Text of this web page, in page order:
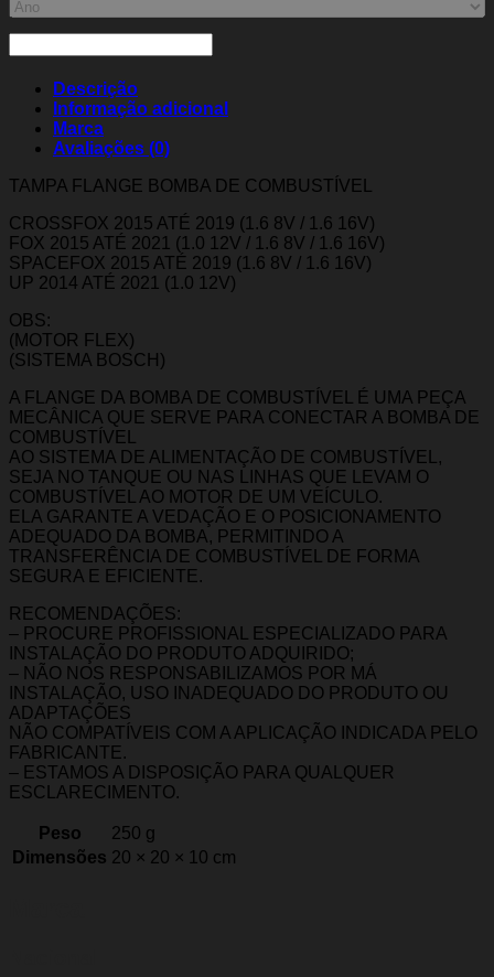
Descrição
Informação adicional
Marca
Avaliações (0)
TAMPA FLANGE BOMBA DE COMBUSTÍVEL
CROSSFOX 2015 ATÉ 2019 (1.6 8V / 1.6 16V)
FOX 2015 ATÉ 2021 (1.0 12V / 1.6 8V / 1.6 16V)
SPACEFOX 2015 ATÉ 2019 (1.6 8V / 1.6 16V)
UP 2014 ATÉ 2021 (1.0 12V)
OBS:
(MOTOR FLEX)
(SISTEMA BOSCH)
A FLANGE DA BOMBA DE COMBUSTÍVEL É UMA PEÇA
MECÂNICA QUE SERVE PARA CONECTAR A BOMBA DE
COMBUSTÍVEL
AO SISTEMA DE ALIMENTAÇÃO DE COMBUSTÍVEL,
SEJA NO TANQUE OU NAS LINHAS QUE LEVAM O
COMBUSTÍVEL AO MOTOR DE UM VEÍCULO.
ELA GARANTE A VEDAÇÃO E O POSICIONAMENTO
ADEQUADO DA BOMBA, PERMITINDO A
TRANSFERÊNCIA DE COMBUSTÍVEL DE FORMA
SEGURA E EFICIENTE.
RECOMENDAÇÕES:
– PROCURE PROFISSIONAL ESPECIALIZADO PARA
INSTALAÇÃO DO PRODUTO ADQUIRIDO;
– NÃO NOS RESPONSABILIZAMOS POR MÁ
INSTALAÇÃO, USO INADEQUADO DO PRODUTO OU
ADAPTAÇÕES
NÃO COMPATÍVEIS COM A APLICAÇÃO INDICADA PELO
FABRICANTE.
– ESTAMOS A DISPOSIÇÃO PARA QUALQUER
ESCLARECIMENTO.
Peso
250 g
Dimensões 20 × 20 × 10 cm